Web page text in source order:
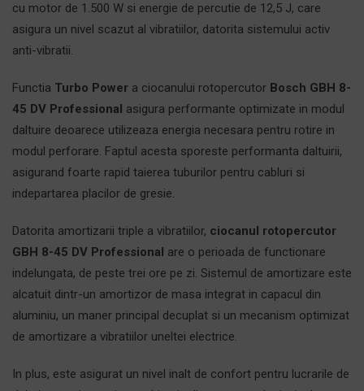
cu motor de 1.500 W si energie de percutie de 12,5 J, care
asigura un nivel scazut al vibratiilor, datorita sistemului activ
anti-vibratii.
Functia Turbo Power a ciocanului rotopercutor Bosch GBH 8-
45 DV Professional asigura performante optimizate in modul
daltuire deoarece utilizeaza energia necesara pentru rotire in
modul perforare. Faptul acesta sporeste performanta daltuirii,
asigurand foarte rapid taierea tuburilor pentru cabluri si
indepartarea placilor de gresie.
Datorita amortizarii triple a vibratiilor, ciocanul rotopercutor
GBH 8-45 DV Professional are o perioada de functionare
indelungata, de peste trei ore pe zi. Sistemul de amortizare este
alcatuit dintr-un amortizor de masa integrat in capacul din
aluminiu, un maner principal decuplat si un mecanism optimizat
de amortizare a vibratiilor uneltei electrice.
In plus, este asigurat un nivel inalt de confort pentru lucrarile de